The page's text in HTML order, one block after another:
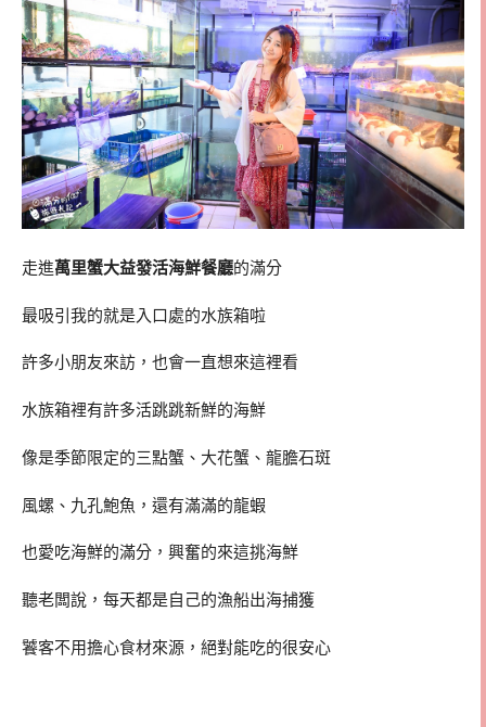
走進萬里蟹大益發活海鮮餐廳的滿分
最吸引我的就是入口處的水族箱啦
許多小朋友來訪，也會一直想來這裡看
水族箱裡有許多活跳跳新鮮的海鮮
像是季節限定的三點蟹、大花蟹、龍膽石斑
風螺、九孔鮑魚，還有滿滿的龍蝦
也愛吃海鮮的滿分，興奮的來這挑海鮮
聽老闆說，每天都是自己的漁船出海捕獲
饕客不用擔心食材來源，絕對能吃的很安心